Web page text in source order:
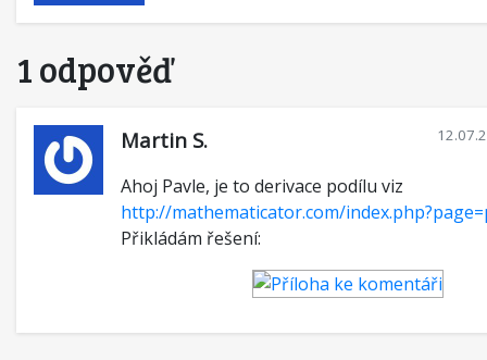
1 odpověď
Martin S.
Ahoj Pavle, je to derivace podílu viz
http://mathematicator.com/
Přikládám řešení: